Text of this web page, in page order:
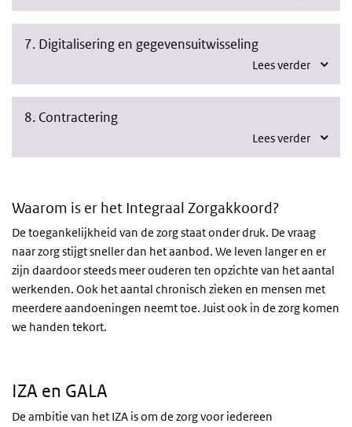
7. Digitalisering en gegevensuitwisseling
Lees verder
8. Contractering
Lees verder
Waarom is er het Integraal Zorgakkoord?
De toegankelijkheid van de zorg staat onder druk. De vraag
naar zorg stijgt sneller dan het aanbod. We leven langer en er
zijn daardoor steeds meer ouderen ten opzichte van het aantal
werkenden. Ook het aantal chronisch zieken en mensen met
meerdere aandoeningen neemt toe. Juist ook in de zorg komen
we handen tekort.
IZA en GALA
De ambitie van het IZA is om de zorg voor iedereen